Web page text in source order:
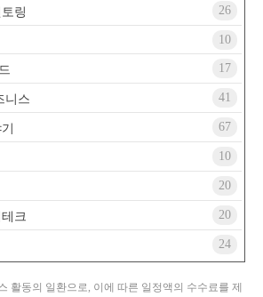
링 26
10
17
니스 41
67
10
20
크 20
24
활동의 일환으로, 이에 따른 일정액의 수수료를 제